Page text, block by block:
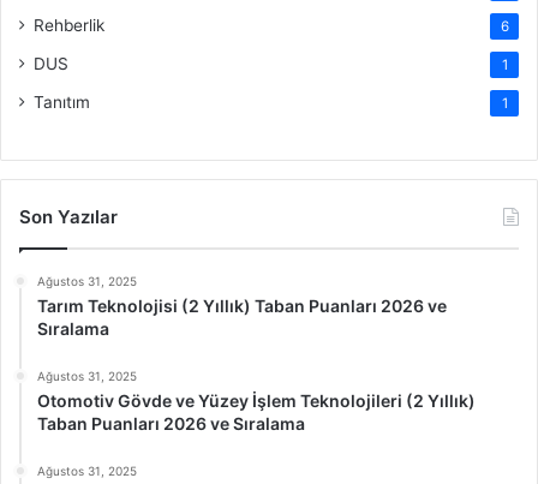
Rehberlik 6
DUS 1
Tanıtım 1
Son Yazılar
Ağustos 31, 2025
Tarım Teknolojisi (2 Yıllık) Taban Puanları 2026 ve
Sıralama
Ağustos 31, 2025
Otomotiv Gövde ve Yüzey İşlem Teknolojileri (2 Yıllık)
Taban Puanları 2026 ve Sıralama
Ağustos 31, 2025